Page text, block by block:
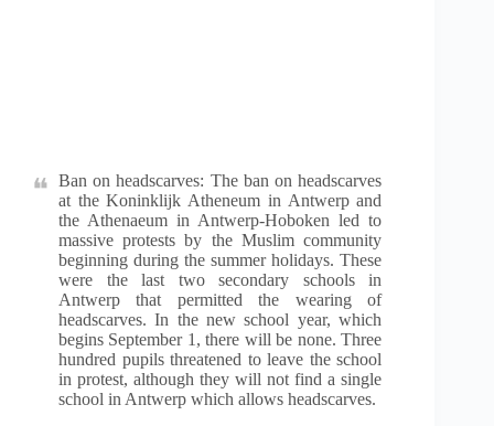
Ban on headscarves: The ban on headscarves
at the Koninklijk Atheneum in Antwerp and
the Athenaeum in Antwerp-Hoboken led to
massive protests by the Muslim community
beginning during the summer holidays. These
were the last two secondary schools in
Antwerp that permitted the wearing of
headscarves. In the new school year, which
begins September 1, there will be none. Three
hundred pupils threatened to leave the school
in protest, although they will not find a single
school in Antwerp which allows headscarves.